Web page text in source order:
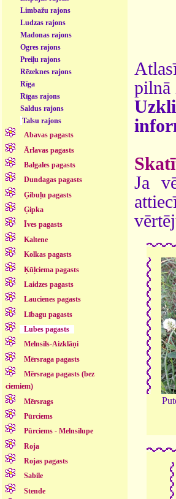
Limbažu rajons
Ludzas rajons
Madonas rajons
Ogres rajons
Preiļu rajons
Rēzeknes rajons
Rīga
Rīgas rajons
Saldus rajons
Talsu rajons
Abavas pagasts
Ārlavas pagasts
Balgales pagasts
Dundagas pagasts
Ģibuļu pagasts
Ģipka
Īves pagasts
Kaltene
Kolkas pagasts
Ķūļciema pagasts
Laidzes pagasts
Laucienes pagasts
Lībagu pagasts
Lubes pagasts
Melnsils-Aizklāņi
Mērsraga pagasts
Mērsraga pagasts (bez
ciemiem)
Mērsrags
Pūrciems
Pūrciems - Melnsilupe
Roja
Rojas pagasts
Sabile
Stende
pilnā
Ja